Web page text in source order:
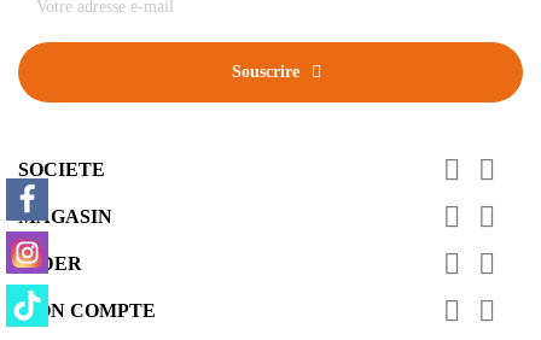
Souscrire
SOCIETE  
MAGASIN  
AIDER  
MON COMPTE  